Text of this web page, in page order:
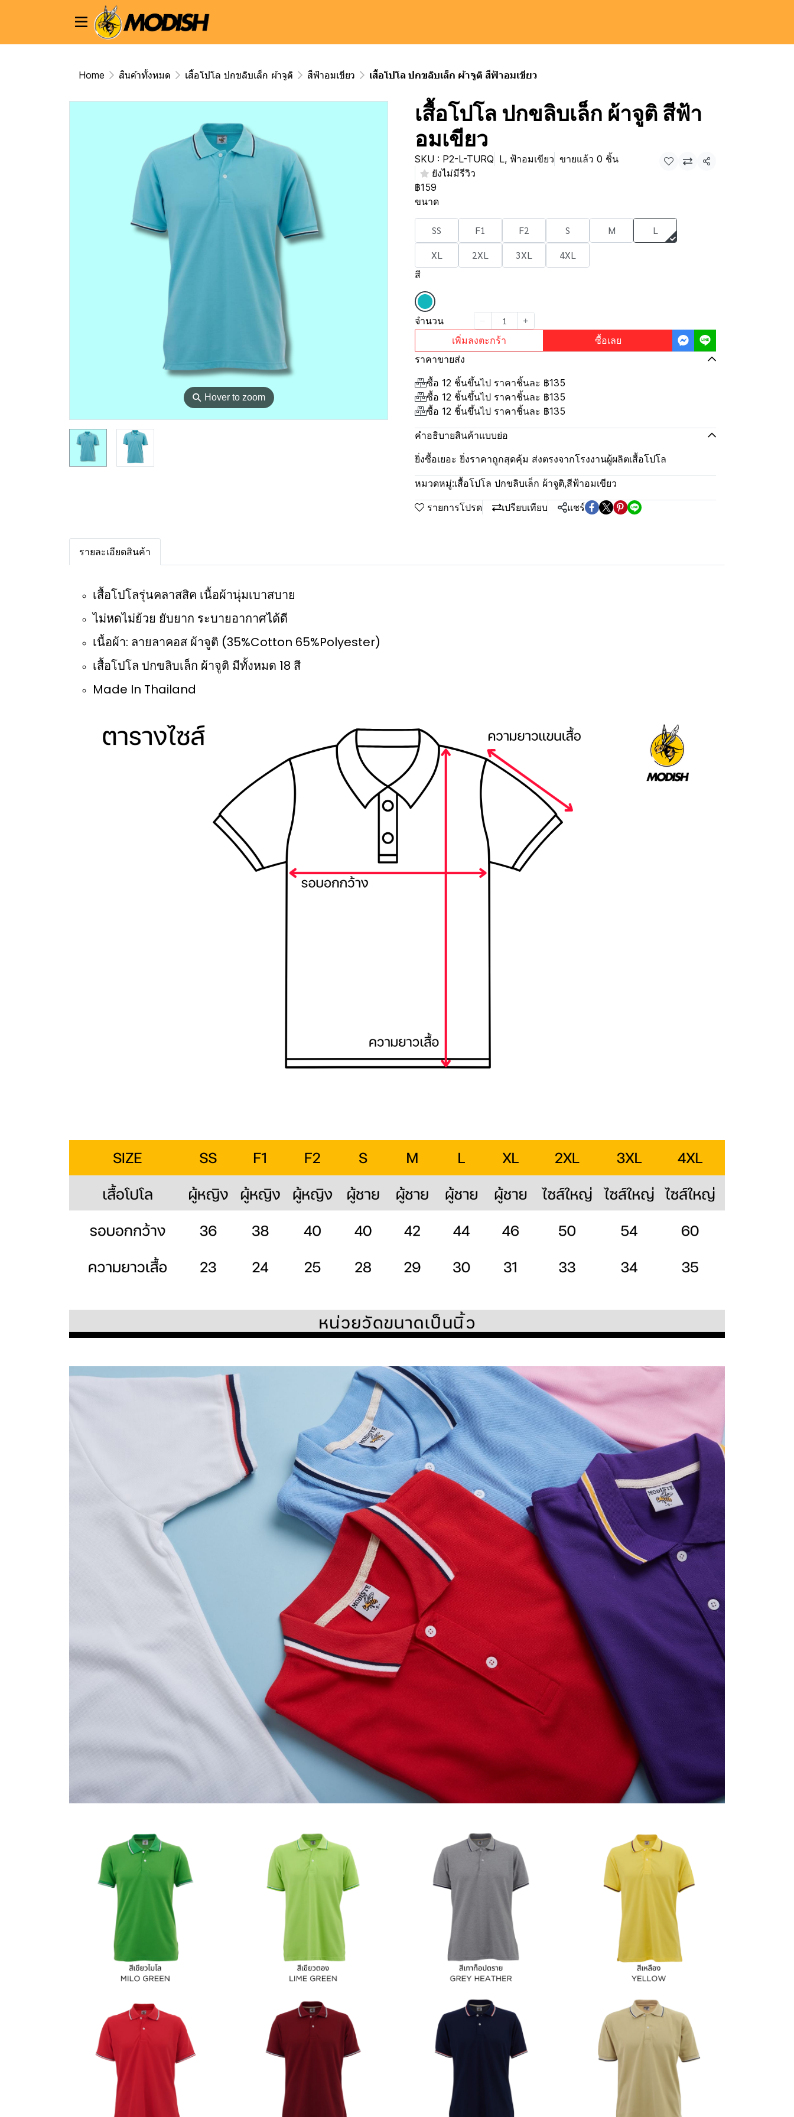
Home สินค้าทั้งหมด เสื้อโปโล ปกขลิบเล็ก ผ้าจูติ สีฟ้าอมเขียว เสื้อโปโล ปกขลิบเล็ก ผ้าจูติ สีฟ้าอมเขียว
⚲ Hover to zoom
เสื้อโปโล ปกขลิบเล็ก ผ้าจูติ สีฟ้า
อมเขียว
SKU : P2-L-TURQ L, ฟ้าอมเขียว ขายแล้ว 0 ชิ้น
ยังไม่มีรีวิว
แชร์
฿159
ขนาด
SS F1 F2 S M
L
XL
2XL 3XL 4XL
สี
จำนวน
เพิ่มลงตะกร้า ซื้อเลย
ราคาขายส่ง
ซื้อ 12 ชิ้นขึ้นไป ราคาชิ้นละ ฿135
ซื้อ 12 ชิ้นขึ้นไป ราคาชิ้นละ ฿135
ซื้อ 12 ชิ้นขึ้นไป ราคาชิ้นละ ฿135
คำอธิบายสินค้าแบบย่อ
ยิ่งซื้อเยอะ ยิ่งราคาถูกสุดคุ้ม ส่งตรงจากโรงงานผู้ผลิตเสื้อโปโล
หมวดหมู่:เสื้อโปโล ปกขลิบเล็ก ผ้าจูติ,สีฟ้าอมเขียว
รายการโปรด เปรียบเทียบ แชร์
รายละเอียดสินค้า
เสื้อโปโลรุ่นคลาสสิค เนื้อผ้านุ่มเบาสบาย
ไม่หดไม่ย้วย ยับยาก ระบายอากาศได้ดี
เนื้อผ้า: ลายลาคอส ผ้าจูติ (35%Cotton 65%Polyester)
เสื้อโปโล ปกขลิบเล็ก ผ้าจูติ มีทั้งหมด 18 สี
Made In Thailand